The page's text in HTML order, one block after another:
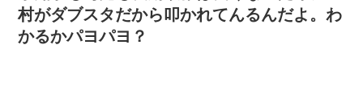
村がダブスタだから叩かれてんるんだよ。わ
かるかパヨパヨ？